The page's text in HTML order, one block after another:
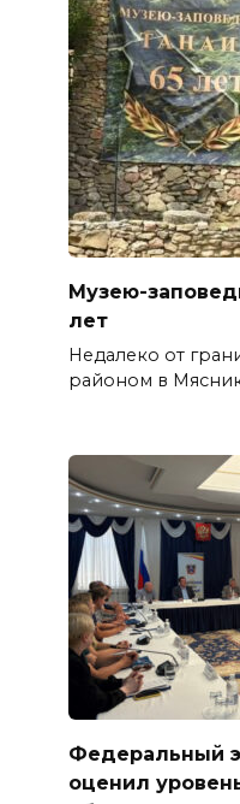
Музею-
лет
Недалеко от
районом в
Федеральный
оценил